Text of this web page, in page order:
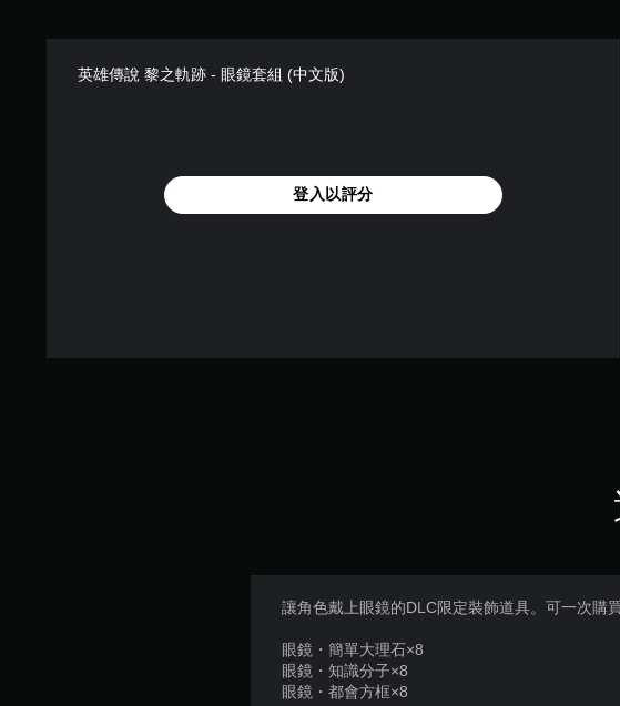
英雄傳說 黎之軌跡 - 眼鏡套組 (中文版)
登入以評分
讓角色戴上眼鏡的DLC限定裝飾道具。可一次購
眼鏡・簡單大理石×8
眼鏡・知識分子×8
眼鏡・都會方框×8